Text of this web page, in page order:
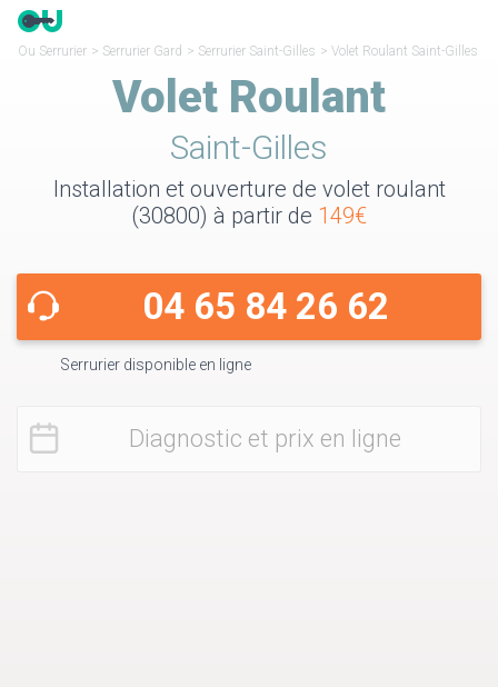
Ou Serrurier > Serrurier Gard > Serrurier Saint-Gilles > Volet Roulant Saint-Gilles
Volet Roulant
Saint-Gilles
Installation et ouverture de volet roulant
(30800) à partir de 149€
04 65 84 26 62
Serrurier disponible en ligne
Diagnostic et prix en ligne